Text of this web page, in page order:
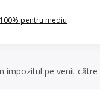
100% pentru mediu
impozitul pe venit către